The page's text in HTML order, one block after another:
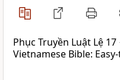
Phục Truyền Luật Lệ 17
Vietnamese Bible: